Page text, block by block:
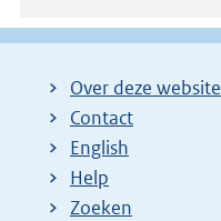
Over deze website
Contact
English
Help
Zoeken